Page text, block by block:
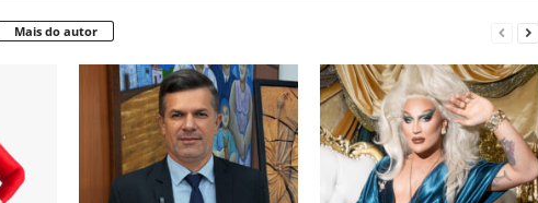
Mais do autor